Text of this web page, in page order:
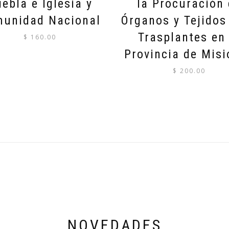
e Iglesia y
Nacional
$ 160.00
la Procuración
Órganos y
Trasplantes en
Provincia de
$ 200.00
NOVEDADES